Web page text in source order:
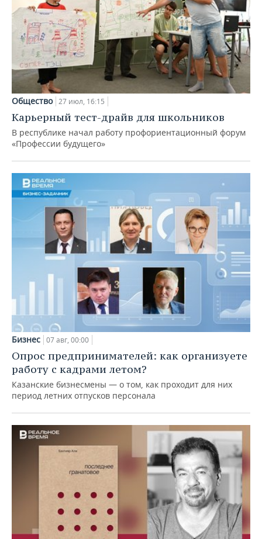
Общество 27 июл, 16:15
Карьерный тест-драйв для школьников
В республике начал работу профориентационный форум
«Профессии будущего»
Бизнес 07 авг, 00:00
Опрос предпринимателей: как организуете
работу с кадрами летом?
Казанские бизнесмены — о том, как проходит для них
период летних отпусков персонала